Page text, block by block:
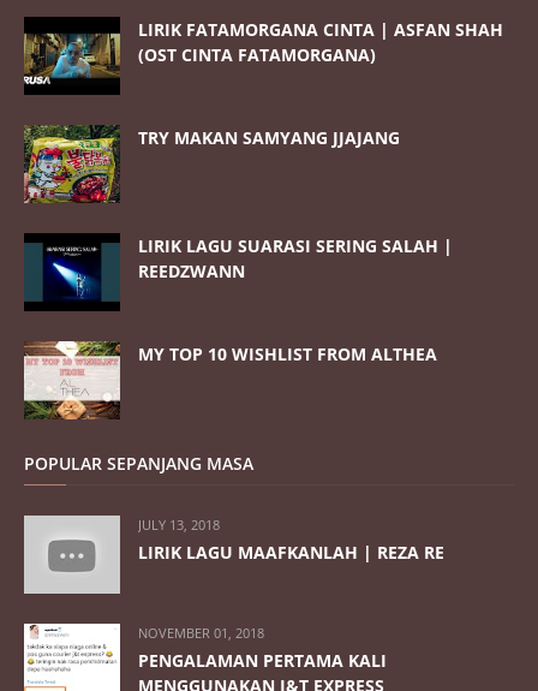
LIRIK FATAMORGANA CINTA | ASFAN SHAH
(OST CINTA FATAMORGANA)
TRY MAKAN SAMYANG JJAJANG
LIRIK LAGU SUARASI SERING SALAH |
REEDZWANN
MY TOP 10 WISHLIST FROM ALTHEA
POPULAR SEPANJANG MASA
JULY 13, 2018
LIRIK LAGU MAAFKANLAH | REZA RE
NOVEMBER 01, 2018
PENGALAMAN PERTAMA KALI
MENGGUNAKAN J&T EXPRESS